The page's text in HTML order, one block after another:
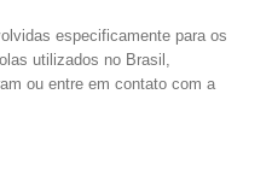
especificamente para os
utilizados no Brasil,
ou entre em contato com a